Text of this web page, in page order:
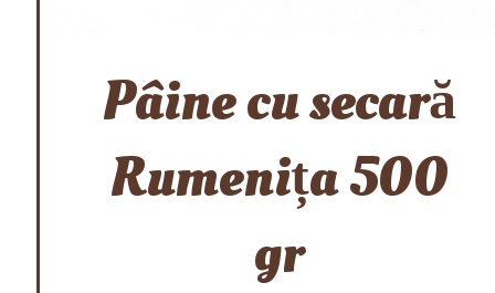
Pâine cu secară
Rumenița 500
gr